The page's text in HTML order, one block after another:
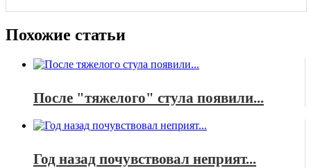
Похожие статьи
После "тяжелого" стула появили...
Год назад почувствовал неприят...